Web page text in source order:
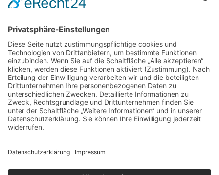
Erbengemeinschaft
Vorsorgevollmacht
Patientenverfügung
Nachlassplanung
Schenkung
Kontakt
79199 Kirchzarten